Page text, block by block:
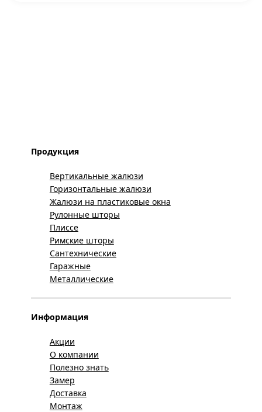
Продукция
Вертикальные жалюзи
Горизонтальные жалюзи
Жалюзи на пластиковые окна
Рулонные шторы
Плиссе
Римские шторы
Сантехнические
Гаражные
Металлические
Информация
Акции
О компании
Полезно знать
Замер
Доставка
Монтаж